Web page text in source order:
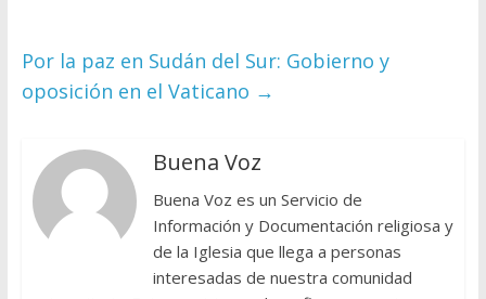
Por la paz en Sudán del Sur: Gobierno y
oposición en el Vaticano →
Buena Voz
Buena Voz es un Servicio de
Información y Documentación religiosa y
de la Iglesia que llega a personas
interesadas de nuestra comunidad